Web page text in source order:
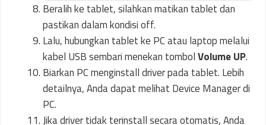
Beralih ke tablet, silahkan matikan tablet dan
pastikan dalam kondisi off.
Lalu, hubungkan tablet ke PC atau laptop melalui
kabel USB sembari menekan tombolVolume UP.
Biarkan PC menginstall driver pada tablet. Lebih
detailnya, Anda dapat melihat Device Manager di
PC.
Jika driver tidak terinstall secara otomatis, Anda